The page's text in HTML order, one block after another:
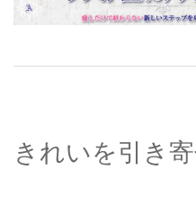
きれいを引き